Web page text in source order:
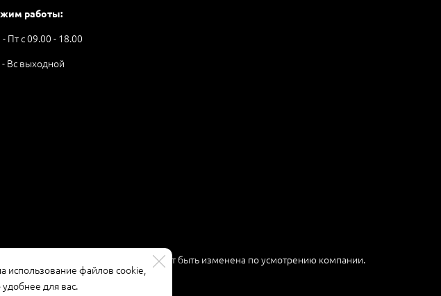
использование файлов cookie,
для вас.
работы:
Пт с 09.00 - 18.00
Вс выходной
информационный характер и может быть изменена по усмотрению компании.